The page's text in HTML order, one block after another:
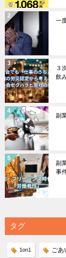
一
３
飲
副
副
事
タグ
1on1 ごあ